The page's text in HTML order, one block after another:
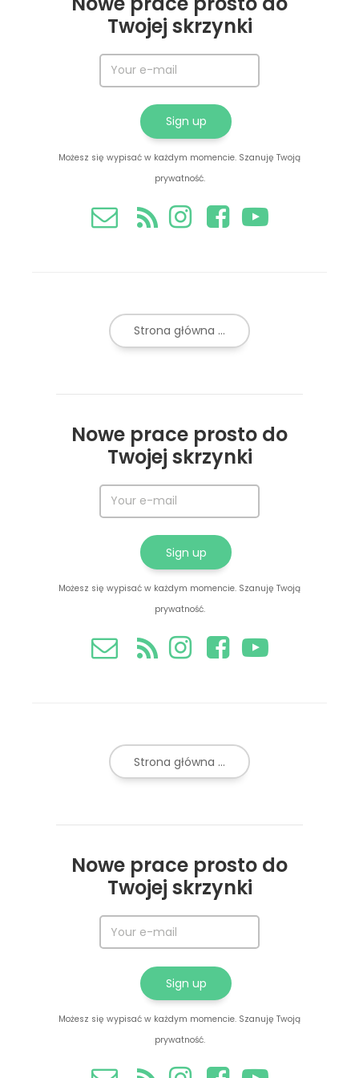
Twojej skrzynki
Możesz się wypisać w każdym momencie. Szanuję Twoją
prywatność.
Strona główna ...
Nowe prace prosto do
Twojej skrzynki
Możesz się wypisać w każdym momencie. Szanuję Twoją
prywatność.
Strona główna ...
Nowe prace prosto do
Twojej skrzynki
Możesz się wypisać w każdym momencie. Szanuję Twoją
prywatność.